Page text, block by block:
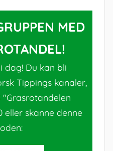
MED
dag! Du kan bli
Tippings kanaler,
"Grasrotandelen
eller skanne denne